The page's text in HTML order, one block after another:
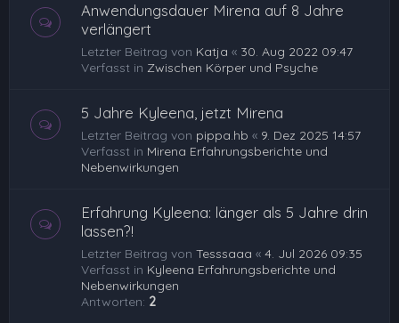
Anwendungsdauer Mirena auf 8 Jahre
verlängert
Letzter Beitrag von Katja « 30. Aug 2022 09:47
Verfasst in Zwischen Körper und Psyche
5 Jahre Kyleena, jetzt Mirena
Letzter Beitrag von pippa.hb « 9. Dez 2025 14:57
Verfasst in Mirena Erfahrungsberichte und
Nebenwirkungen
Erfahrung Kyleena: länger als 5 Jahre drin
lassen?!
Letzter Beitrag von Tesssaaa « 4. Jul 2026 09:35
Verfasst in Kyleena Erfahrungsberichte und
Nebenwirkungen
Antworten: 2